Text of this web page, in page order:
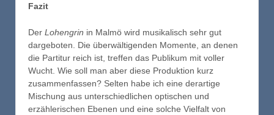
Fazit
Der Lohengrin in Malmö wird musikalisch sehr gut
dargeboten. Die überwältigenden Momente, an denen
die Partitur reich ist, treffen das Publikum mit voller
Wucht. Wie soll man aber diese Produktion kurz
zusammenfassen? Selten habe ich eine derartige
Mischung aus unterschiedlichen optischen und
erzählerischen Ebenen und eine solche Vielfalt von